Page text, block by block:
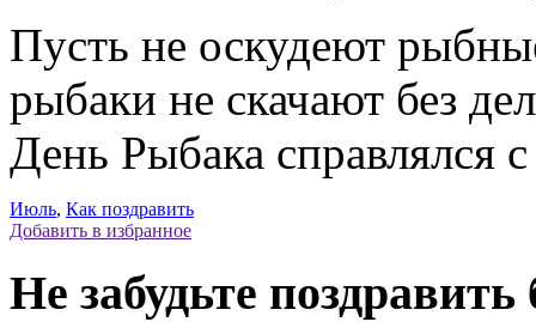
Пусть не оскудеют
рыбаки не скачают без
День Рыбака справлялся
Июль, Как поздравить
Добавить в избранное
Не забудьте